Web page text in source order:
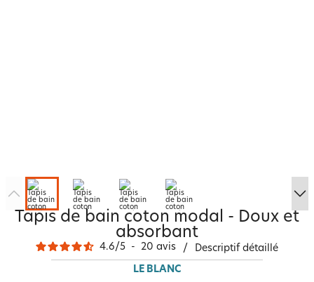
Tapis de bain coton modal - Doux et
absorbant
4.6/5 - 20 avis / Descriptif détaillé
LE BLANC